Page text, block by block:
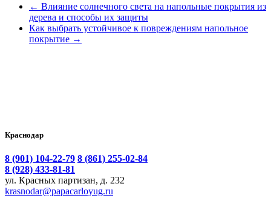
← Влияние солнечного света на напольные покрытия из
дерева и способы их защиты
Как выбрать устойчивое к повреждениям напольное
покрытие →
Краснодар
8 (901) 104-22-79 8 (861) 255-02-84
8 (928) 433-81-81
ул. Красных партизан, д. 232
krasnodar@papacarloyug.ru